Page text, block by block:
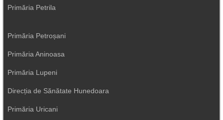
Primăria Petrila
Primăria Petroșani
Primăria Aninoasa
Primăria Lupeni
Direcția de Sănătate Hunedoara
Primăria Uricani